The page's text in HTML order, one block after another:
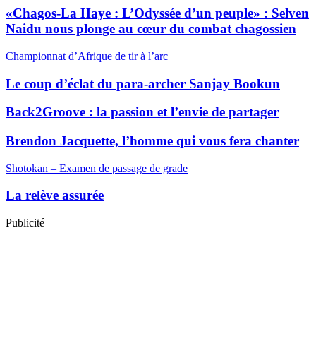
«Chagos-La Haye : L’Odyssée d’un peuple» : Selven
Naidu nous plonge au cœur du combat chagossien
Championnat d’Afrique de tir à l’arc
Le coup d’éclat du para-archer Sanjay Bookun
Back2Groove : la passion et l’envie de partager
Brendon Jacquette, l’homme qui vous fera chanter
Shotokan – Examen de passage de grade
La relève assurée
Publicité